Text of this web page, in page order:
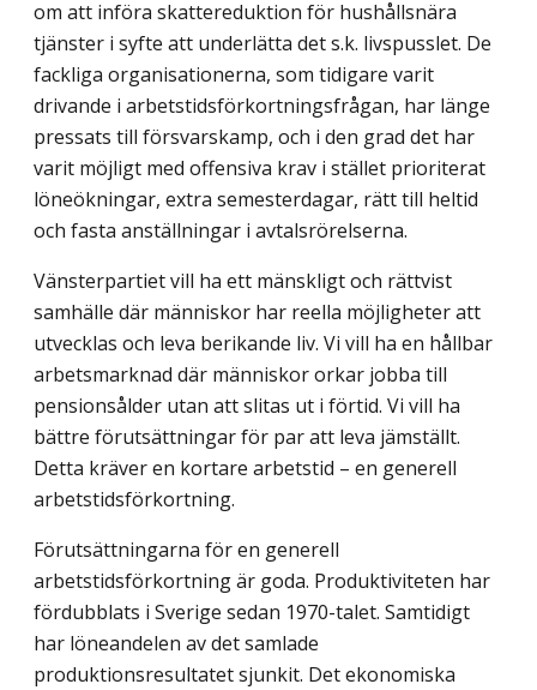
om att införa skattereduktion för hushållsnära
tjänster i syfte att underlätta det s.k. livspusslet. De
fackliga organisationerna, som tidigare varit
drivande i arbetstidsförkortningsfrågan, har länge
pressats till försvarskamp, och i den grad det har
varit möjligt med offensiva krav i stället prioriterat
löneökningar, extra semesterdagar, rätt till heltid
och fasta anställningar i avtalsrörelserna.
Vänsterpartiet vill ha ett mänskligt och rättvist
samhälle där människor har reella möjligheter att
utvecklas och leva berikande liv. Vi vill ha en hållbar
arbetsmarknad där människor orkar jobba till
pensionsålder utan att slitas ut i förtid. Vi vill ha
bättre förutsättningar för par att leva jämställt.
Detta kräver en kortare arbetstid – en generell
arbetstidsförkortning.
Förutsättningarna för en generell
arbetstidsförkortning är goda. Produktiviteten har
fördubblats i Sverige sedan 1970-talet. Samtidigt
har löneandelen av det samlade
produktionsresultatet sjunkit. Det ekonomiska